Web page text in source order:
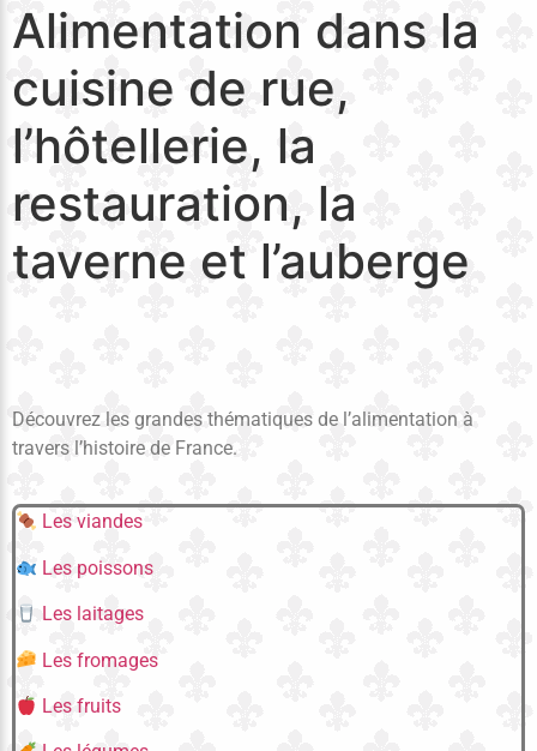
Alimentation dans la
cuisine de rue,
l’hôtellerie, la
restauration, la
taverne et l’auberge
Découvrez les grandes thématiques de l’alimentation à
travers l’histoire de France.
Les viandes
Les poissons
Les laitages
Les fromages
Les fruits